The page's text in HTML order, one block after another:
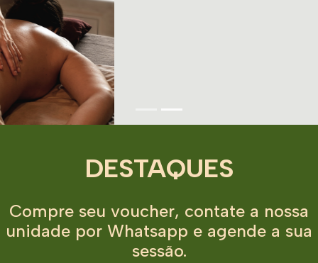
DESTAQUES
Compre seu voucher, contate a nossa
unidade por Whatsapp e agende a sua
sessão.